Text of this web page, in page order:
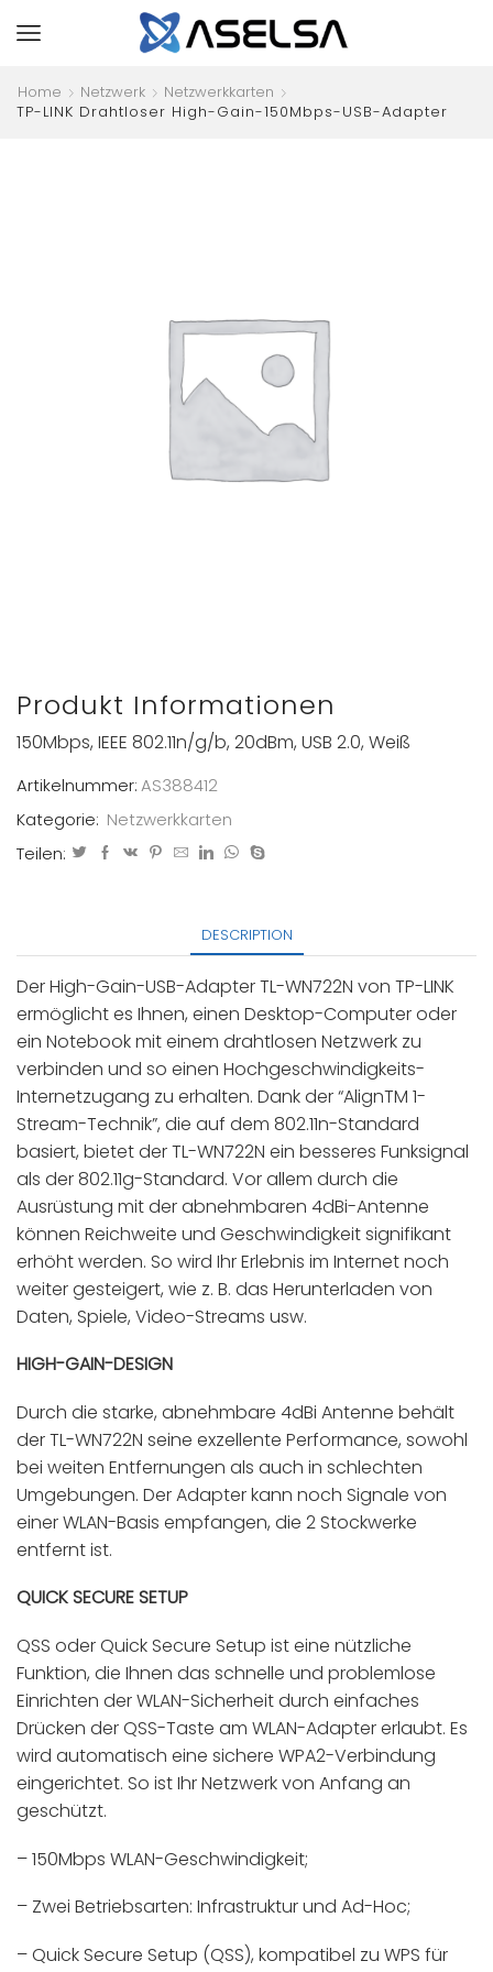
Home Netzwerk
Netzwerkkarten
TP-LINK Drahtloser High-Gain-150Mbps-USB-Adapter
Produkt Informationen
150Mbps, IEEE 802.11n/g/b, 20dBm, USB 2.0, Weiß
Artikelnummer:AS388412
Kategorie: Netzwerkkarten
Teilen:
DESCRIPTION
Der High-Gain-USB-Adapter TL-WN722N von TP-LINK
ermöglicht es Ihnen, einen Desktop-Computer oder
ein Notebook mit einem drahtlosen Netzwerk zu
verbinden und so einen Hochgeschwindigkeits-
Internetzugang zu erhalten. Dank der “AlignTM 1-
Stream-Technik”, die auf dem 802.11n-Standard
basiert, bietet der TL-WN722N ein besseres Funksignal
als der 802.11g-Standard. Vor allem durch die
Ausrüstung mit der abnehmbaren 4dBi-Antenne
können Reichweite und Geschwindigkeit signifikant
erhöht werden. So wird Ihr Erlebnis im Internet noch
weiter gesteigert, wie z. B. das Herunterladen von
Daten, Spiele, Video-Streams usw.
HIGH-GAIN-DESIGN
Durch die starke, abnehmbare 4dBi Antenne behält
der TL-WN722N seine exzellente Performance, sowohl
bei weiten Entfernungen als auch in schlechten
Umgebungen. Der Adapter kann noch Signale von
einer WLAN-Basis empfangen, die 2 Stockwerke
entfernt ist.
QUICK SECURE SETUP
QSS oder Quick Secure Setup ist eine nützliche
Funktion, die Ihnen das schnelle und problemlose
Einrichten der WLAN-Sicherheit durch einfaches
Drücken der QSS-Taste am WLAN-Adapter erlaubt. Es
wird automatisch eine sichere WPA2-Verbindung
eingerichtet. So ist Ihr Netzwerk von Anfang an
geschützt.
– 150Mbps WLAN-Geschwindigkeit;
– Zwei Betriebsarten: Infrastruktur und Ad-Hoc;
– Quick Secure Setup (QSS), kompatibel zu WPS für